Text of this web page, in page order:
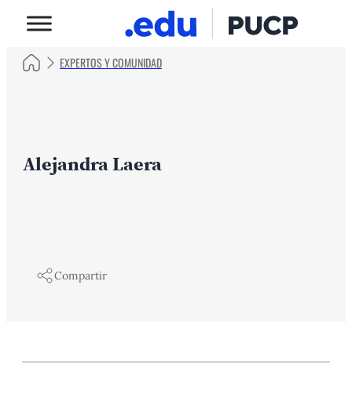
EXPERTOS Y COMUNIDAD
Alejandra Laera
Compartir